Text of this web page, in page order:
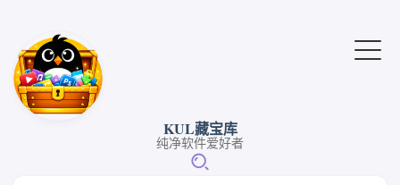
KUL藏宝库
纯净软件爱好者